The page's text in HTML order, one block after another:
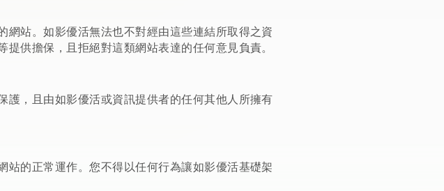
站。如影優活無法也不對經由這些連結所取得之資
供擔保，且拒絕對這類網站表達的任何意見負責。
的正常運作。您不得以任何行為讓如影優活基礎架
，且由如影優活或資訊提供者的任何其他人所擁有